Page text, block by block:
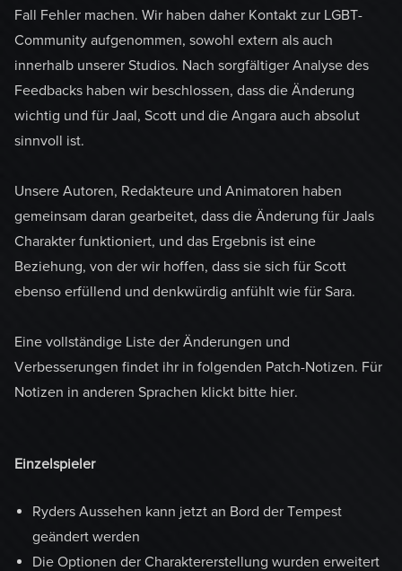
Fall Fehler machen. Wir haben daher Kontakt zur LGBT-
Community aufgenommen, sowohl extern als auch
innerhalb unserer Studios. Nach sorgfältiger Analyse des
Feedbacks haben wir beschlossen, dass die Änderung
wichtig und für Jaal, Scott und die Angara auch absolut
sinnvoll ist.
Unsere Autoren, Redakteure und Animatoren haben
gemeinsam daran gearbeitet, dass die Änderung für Jaals
Charakter funktioniert, und das Ergebnis ist eine
Beziehung, von der wir hoffen, dass sie sich für Scott
ebenso erfüllend und denkwürdig anfühlt wie für Sara.
Eine vollständige Liste der Änderungen und
Verbesserungen findet ihr in folgenden Patch-Notizen. Für
Notizen in anderen Sprachen klickt bitte hier.
Einzelspieler
Ryders Aussehen kann jetzt an Bord der Tempest
geändert werden
Die Optionen der Charaktererstellung wurden erweitert